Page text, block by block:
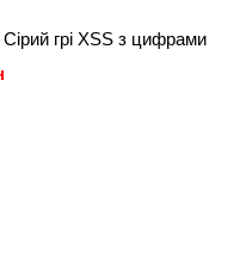
грі XSS з цифрами